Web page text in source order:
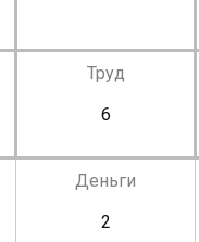
Труд
6
Деньги
2